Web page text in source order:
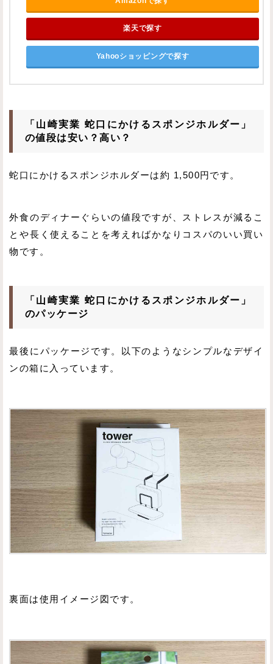
楽天で探す
Yahooショッピングで探す
「山崎実業 蛇口にかけるスポンジホルダー」
の値段は安い？高い？
蛇口にかけるスポンジホルダーは約 1,500円です。
外食のディナーぐらいの値段ですが、ストレスが減るこ
とや長く使えることを考えればかなりコスパのいい買い
物です。
「山崎実業 蛇口にかけるスポンジホルダー」
のパッケージ
最後にパッケージです。以下のようなシンプルなデザイ
ンの箱に入っています。
裏面は使用イメージ図です。